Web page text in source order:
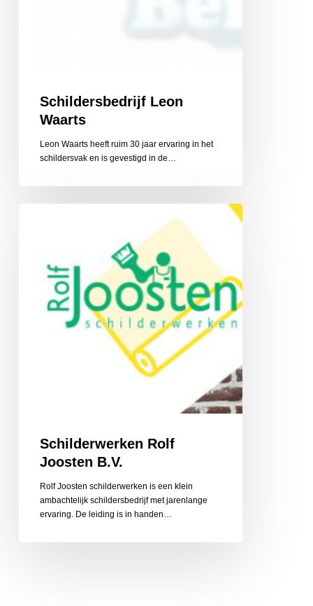
Schildersbedrijf Leon
Waarts
Leon Waarts heeft ruim 30 jaar ervaring in het
schildersvak en is gevestigd in de…
Schilderwerken Rolf
Joosten B.V.
Rolf Joosten schilderwerken is een klein
ambachtelijk schildersbedrijf met jarenlange
ervaring. De leiding is in handen…